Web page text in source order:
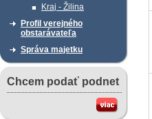
Kraj - Žilina
Profil verejného
obstarávateľa
Správa majetku
Chcem podať podnet